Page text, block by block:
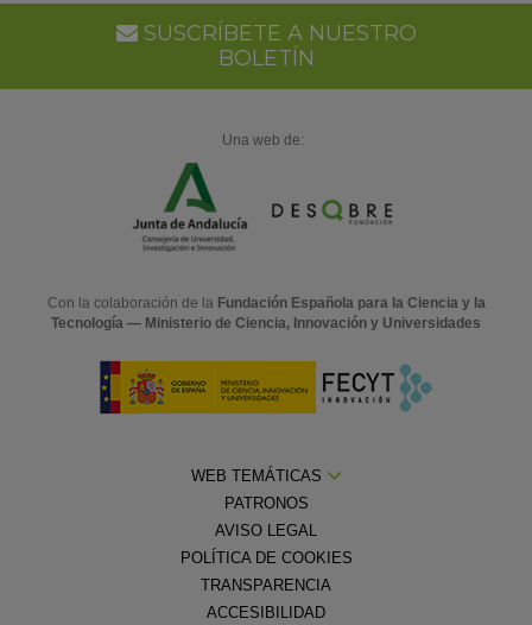
SUSCRÍBETE A NUESTRO
BOLETÍN
Una web de:
Con la colaboración de la Fundación Española para la Ciencia y la
Tecnología — Ministerio de Ciencia, Innovación y Universidades
WEB TEMÁTICAS
PATRONOS
AVISO LEGAL
POLÍTICA DE COOKIES
TRANSPARENCIA
ACCESIBILIDAD